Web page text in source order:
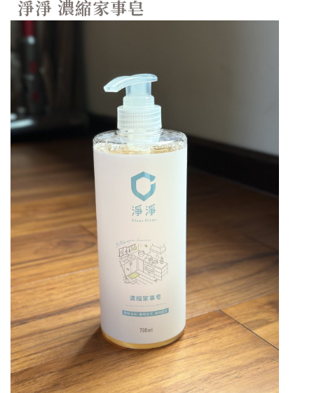
淨淨 濃縮家事皂